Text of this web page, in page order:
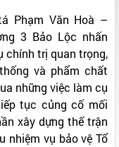
Phạm Văn Hoà –
3 Bảo Lộc nhấn
chính trị quan trọng,
và phẩm chất
những việc làm cụ
tục củng cố mối
xây dựng thế trận
nhiệm vụ bảo vệ Tổ